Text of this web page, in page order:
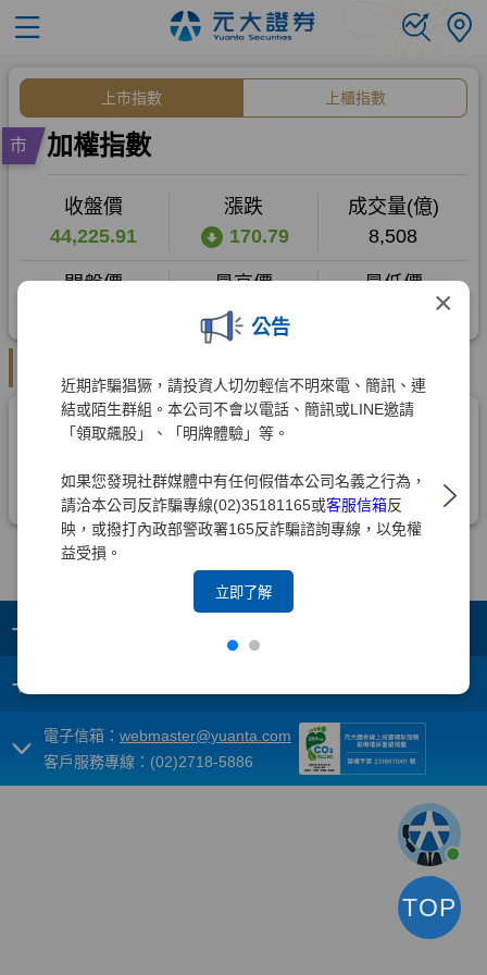
×
公告
近期詐騙猖獗，請投資人切勿輕信不明來電、簡訊、連
結或陌生群組。本公司不會以電話、簡訊或LINE邀請
「領取飆股」、「明牌體驗」等。
如果您發現社群媒體中有任何假借本公司名義之行為，
請洽本公司反詐騙專線(02)35181165或客服信箱反
映，或撥打內政部警政署165反詐騙諮詢專線，以免權
益受損。
立即了解
+
+
電子信箱： webmaster@yuanta.com
客戶服務專線：(02)2718-5886
TOP